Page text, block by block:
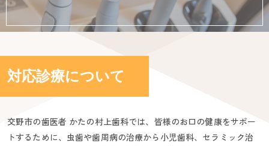
対応診療について
交野市の歯医者 かたの村上歯科では、皆様のお口の健康をサポー
トするために、虫歯や歯周病の治療から小児歯科、セラミック治